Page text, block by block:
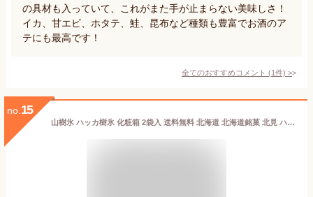
の具材も入っていて、これがまた手が止まらない美味しさ！
イカ、甘エビ、ホタテ、鮭、昆布など種類も豊富でお酒のア
テにも最高です！
全てのおすすめコメント (1件) >
no. 15
山樹氷 ハッカ樹氷 化粧箱 2袋入 送料無料 北海道 北海道銘菓 北見 ハッカ 甘納豆 お土産 贈り物 プレゼント ご当地